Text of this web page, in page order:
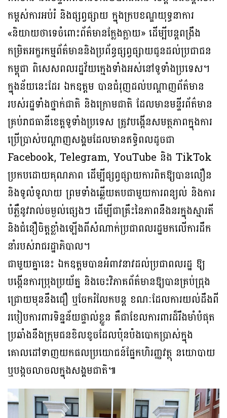
កម្ពស់ការអប់រំ និងផ្សព្វផ្សាយ ក្នុងក្របខណ្ឌយុទ្ធនាការ
«និយាយថាទេចំពោះព័ត៌មានក្លែងក្លាយ» ដើម្បីបន្តពង្រឹង
កម្រិតអក្ខរកម្មព័ត៌មាននិងប្រព័ន្ធផ្សព្វផ្សាយជូនដល់ប្រជាជន
កម្ពុជា ពិសេសពលរដ្ឋវ័យក្មេងទាំងអស់នៅទូទាំងប្រទេស។
ក្នុងន័យនេះដែរ ឯកឧត្តម បានជំរុញដល់បណ្តាញព័ត៌មាន
របស់រដ្ឋទាំងថ្នាក់ជាតិ និងក្រោមជាតិ ដែលមានមន្ទីរព័ត៌មាន
គ្រប់រាជធានីខេត្តទូទាំងប្រទេស ត្រូវបង្កើនសមត្ថភាពក្នុងការ
ប្រើប្រាស់បណ្តាញសង្គមដែលមានឥទ្ធិពលដូចជា
Facebook, Telegram, YouTube និង TikTok
ប្រកបដោយគុណភាព ដើម្បីផ្សព្វផ្សាយការពិតឱ្យបានលឿន
និងទូលំទូលាយ ព្រមទាំងឆ្លើយតបជាមួយការពន្យល់ និងការ
បំភ្លឺនូវរាល់ចម្ងល់ផ្សេងៗ ដើម្បីជាគ្រឹះនៃភាពនឹងនរក្នុងស្មារតី
និងជំនឿចិត្តខ្លាំងឡើងពីសំណាក់ប្រជាពលរដ្ឋមកលើការដឹក
នាំរបស់រាជរដ្ឋាភិបាល។
ជាមួយគ្នានេះ ឯកឧត្តមបានអំពាវនាវដល់ប្រជាពលរដ្ឋ ឱ្យ
បង្កើនការប្រុងប្រយ័ត្ន និងចេះវិភាគព័ត៌មានឱ្យបានគ្រប់ជ្រុង
ជ្រោយមុននឹងជឿ ឬចែករំលែកបន្ត ខណៈដែលការយល់ដឹងពី
របៀបការពារទិន្នន័យផ្ទាល់ខ្លួន គឺជាខែលការពារដ៏រឹងមាំបំផុត
ប្រឆាំងនឹងក្រុមជនខិលខូចដែលប៉ុនប៉ងបោកប្រាស់ក្នុង
គោលដៅទាញយកផលប្រយោជន៍ផ្នែកហិរញ្ញវត្ថុ នយោបាយ
ឬបង្កចលាចលក្នុងសង្គមជាតិ៕